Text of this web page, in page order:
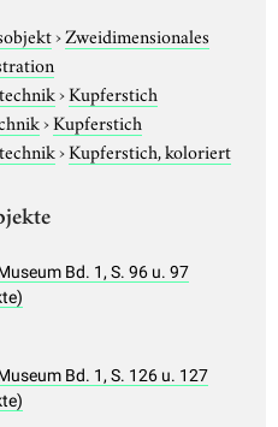
›Zweidimensionales
›Kupferstich
›Kupferstich
›Kupferstich, koloriert
Bd. 1, S. 96 u. 97
Bd. 1, S. 126 u. 127